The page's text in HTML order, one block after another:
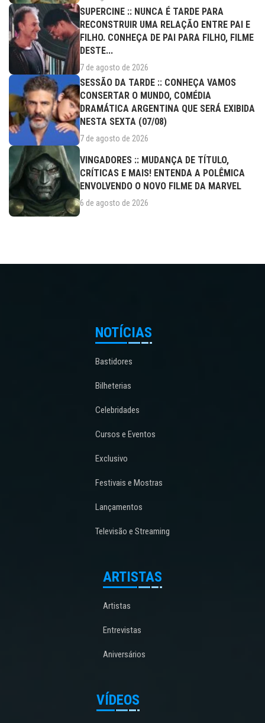
SUPERCINE :: NUNCA É TARDE PARA
RECONSTRUIR UMA RELAÇÃO ENTRE PAI E
FILHO. CONHEÇA DE PAI PARA FILHO, FILME
DESTE...
7 de agosto de 2026
SESSÃO DA TARDE :: CONHEÇA VAMOS
CONSERTAR O MUNDO, COMÉDIA
DRAMÁTICA ARGENTINA QUE SERÁ EXIBIDA
NESTA SEXTA (07/08)
7 de agosto de 2026
VINGADORES :: MUDANÇA DE TÍTULO,
CRÍTICAS E MAIS! ENTENDA A POLÊMICA
ENVOLVENDO O NOVO FILME DA MARVEL
6 de agosto de 2026
NOTÍCIAS
Bastidores
Bilheterias
Celebridades
Cursos e Eventos
Exclusivo
Festivais e Mostras
Lançamentos
Televisão e Streaming
ARTISTAS
Artistas
Entrevistas
Aniversários
VÍDEOS